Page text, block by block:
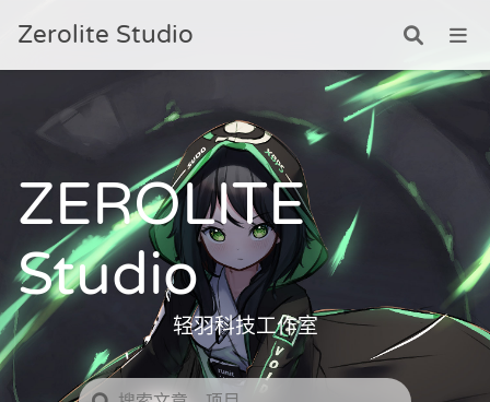
Zerolite Studio
ZEROLITE
Studio
轻羽科技工作室